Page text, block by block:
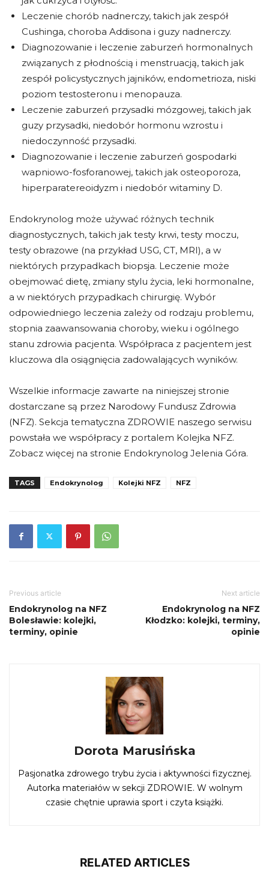
Leczenie chorób nadnerczy, takich jak zespół
Cushinga, choroba Addisona i guzy nadnerczy.
Diagnozowanie i leczenie zaburzeń hormonalnych
związanych z płodnością i menstruacją, takich jak
zespół policystycznych jajników, endometrioza, niski
poziom testosteronu i menopauza.
Leczenie zaburzeń przysadki mózgowej, takich jak
guzy przysadki, niedobór hormonu wzrostu i
niedoczynność przysadki.
Diagnozowanie i leczenie zaburzeń gospodarki
wapniowo-fosforanowej, takich jak osteoporoza,
hiperparatereoidyzm i niedobór witaminy D.
Endokrynolog może używać różnych technik
diagnostycznych, takich jak testy krwi, testy moczu,
testy obrazowe (na przykład USG, CT, MRI), a w
niektórych przypadkach biopsja. Leczenie może
obejmować dietę, zmiany stylu życia, leki hormonalne,
a w niektórych przypadkach chirurgię. Wybór
odpowiedniego leczenia zależy od rodzaju problemu,
stopnia zaawansowania choroby, wieku i ogólnego
stanu zdrowia pacjenta. Współpraca z pacjentem jest
kluczowa dla osiągnięcia zadowalających wyników.
Wszelkie informacje zawarte na niniejszej stronie
dostarczane są przez Narodowy Fundusz Zdrowia
(NFZ). Sekcja tematyczna ZDROWIE naszego serwisu
powstała we współpracy z portalem Kolejka NFZ.
Zobacz więcej na stronie Endokrynolog Jelenia Góra.
TAGS Endokrynolog Kolejki NFZ NFZ
Previous article
Endokrynolog na NFZ
Bolesławie: kolejki,
terminy, opinie
Next article
Endokrynolog na NFZ
Kłodzko: kolejki, terminy,
opinie
Dorota Marusińska
Pasjonatka zdrowego trybu życia i aktywności fizycznej.
Autorka materiałów w sekcji ZDROWIE. W wolnym
czasie chętnie uprawia sport i czyta książki.
RELATED ARTICLES